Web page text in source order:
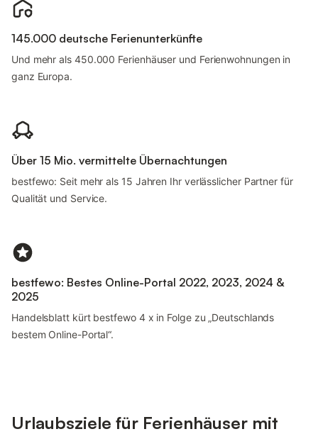
145.000 deutsche Ferienunterkünfte
Und mehr als 450.000 Ferienhäuser und Ferienwohnungen in
ganz Europa.
Über 15 Mio. vermittelte Übernachtungen
bestfewo: Seit mehr als 15 Jahren Ihr verlässlicher Partner für
Qualität und Service.
bestfewo: Bestes Online-Portal 2022, 2023, 2024 &
2025
Handelsblatt kürt bestfewo 4 x in Folge zu „Deutschlands
bestem Online-Portal“.
Urlaubsziele für Ferienhäuser mit